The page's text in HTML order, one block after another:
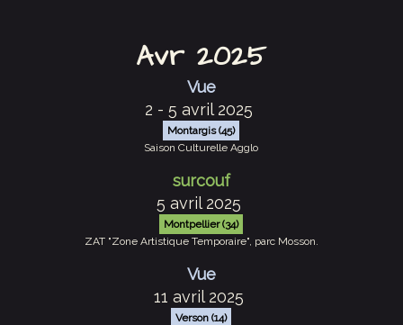
Avr 2025
Vue
2 - 5 avril 2025
Montargis (45)
Saison Culturelle Agglo
surcouf
5 avril 2025
Montpellier (34)
ZAT "Zone Artistique Temporaire", parc Mosson.
Vue
11 avril 2025
Verson (14)